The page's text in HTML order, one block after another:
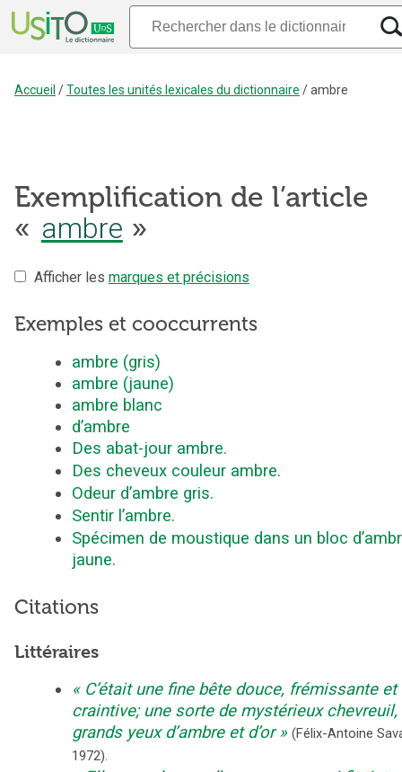
Accueil /Toutes les unités lexicales du dictionnaire /ambre
Exemplification de l’article
« ambre »
Afficher les marques et précisions
Exemples et cooccurrents
ambre (gris)
ambre (jaune)
ambre blanc
d’ambre
Des abat-jour ambre.
Des cheveux couleur ambre.
Odeur d’ambre gris.
Sentir l’ambre.
Spécimen de moustique dans un bloc
jaune.
Citations
Littéraires
C’était une fine bête douce, frémissante et
craintive; une sorte de mystérieux chevreuil,
grands yeux d’ambre et d’or
(Félix-Antoine
1972).